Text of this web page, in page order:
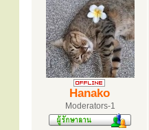
Hanako
Moderators-1